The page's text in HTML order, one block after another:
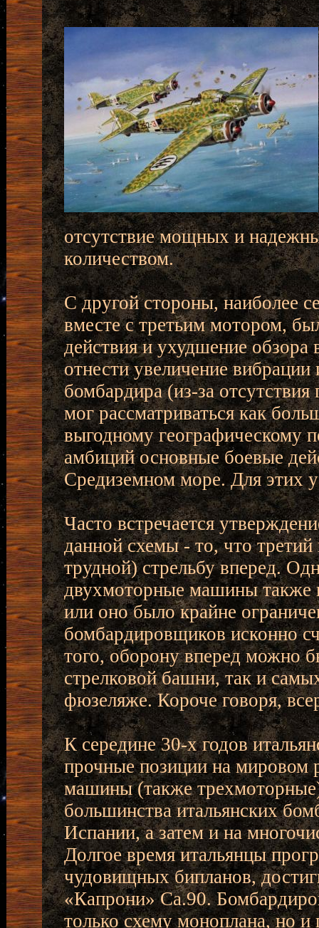
отсутствие мощных и
количеством.
С другой стороны, наиболее
вместе с третьим мотором,
действия и ухудшение
отнести увеличение
бомбардира (из-за
мог рассматриваться как
выгодному географическому
амбиций основные боевые
Средиземном море. Для этих
Часто встречается
данной схемы - то, что
трудной) стрельбу вперед.
двухмоторные машины также
или оно было крайне
бомбардировщиков исконно
того, оборону вперед можно
стрелковой башни, так и
фюзеляже. Короче говоря,
К середине 30-х годов
прочные позиции на мировом
машины (также
большинства итальянских
Испании, а затем и на
Долгое время итальянцы
чудовищных бипланов,
«Капрони» Са.90.
только схему моноплана, но